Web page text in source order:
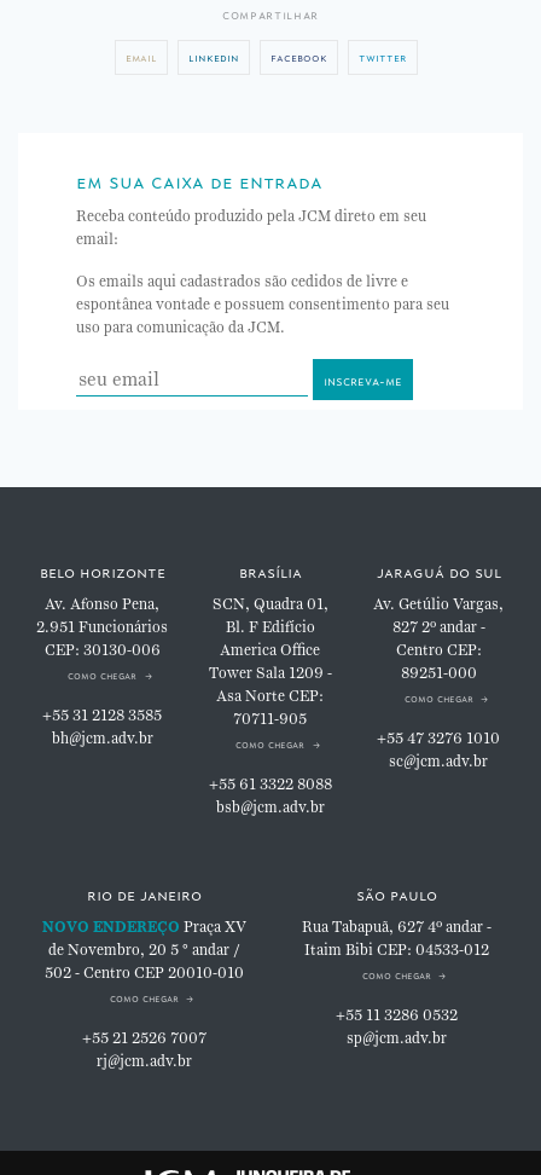
compartilhar
email linkedin facebook twitter
em sua caixa de entrada
Receba conteúdo produzido pela JCM direto em seu
email:
Os emails aqui cadastrados são cedidos de livre e
espontânea vontade e possuem consentimento para seu
uso para comunicação da JCM.
belo horizonte
Av. Afonso Pena,
2.951Funcionários
CEP: 30130-006
como chegar
+55 31 2128 3585
bh@jcm.adv.br
brasília
SCN, Quadra 01,
Bl. FEdifício
America Office
TowerSala 1209 -
Asa NorteCEP:
70711-905
como chegar
+55 61 3322 8088
bsb@jcm.adv.br
jaraguá do sul
Av. Getúlio Vargas,
8272º andar -
Centro CEP:
89251-000
como chegar
+55 47 3276 1010
sc@jcm.adv.br
rio de janeiro
NOVO ENDEREÇO Praça XV
de Novembro, 20 5 ° andar /
502 - Centro CEP 20010-010
como chegar
+55 21 2526 7007
rj@jcm.adv.br
são paulo
Rua Tabapuã, 6274º andar -
Itaim BibiCEP: 04533-012
como chegar
+55 11 3286 0532
sp@jcm.adv.br